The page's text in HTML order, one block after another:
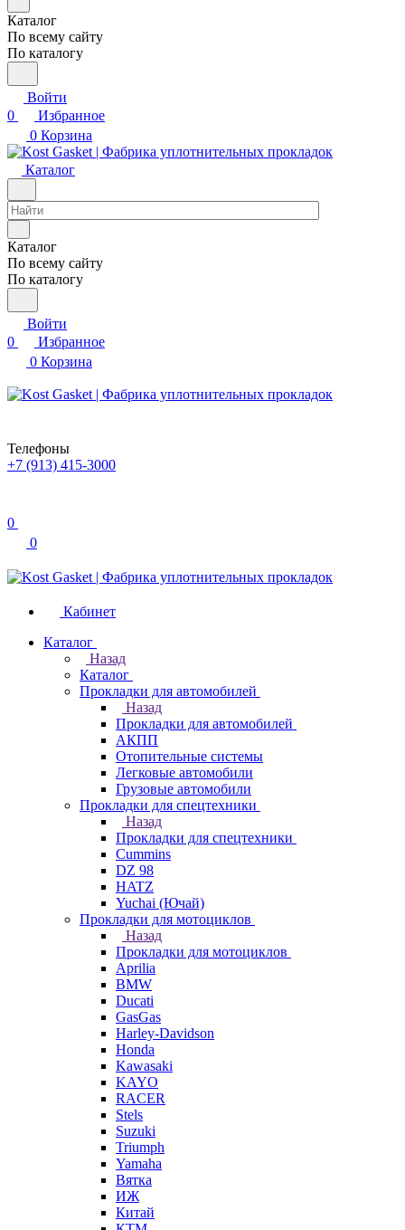
Каталог
По всему сайту
По каталогу
Войти
0
Избранное
0 Корзина
Каталог
Каталог
По всему сайту
По каталогу
Войти
0
Избранное
0 Корзина
Телефоны
+7 (913) 415-3000
0
0
Кабинет
Каталог
Назад
Каталог
Прокладки для автомобилей
Назад
Прокладки для автомобилей
АКПП
Отопительные системы
Легковые автомобили
Грузовые автомобили
Прокладки для спецтехники
Назад
Прокладки для спецтехники
Cummins
DZ 98
HATZ
Yuchai (Ючай)
Прокладки для мотоциклов
Назад
Прокладки для мотоциклов
Aprilia
BMW
Ducati
GasGas
Harley-Davidson
Honda
Kawasaki
KAYO
RACER
Stels
Suzuki
Triumph
Yamaha
Вятка
ИЖ
Китай